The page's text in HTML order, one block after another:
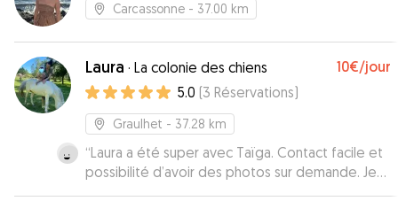
Carcassonne - 37.00 km
Laura · La colonie des chiens 10€/jour
5.0 (3 Réservations)
Graulhet - 37.28 km
“Laura a été super avec Taïga. Contact facile et
possibilité d’avoir des photos sur demande. Je
recommande.”